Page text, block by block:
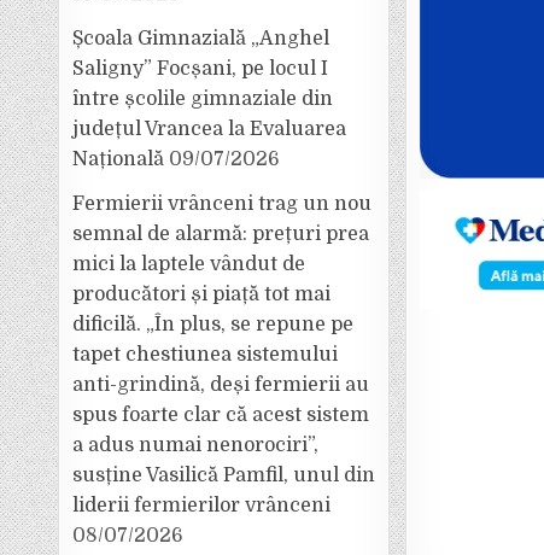
Școala Gimnazială „Anghel
Saligny” Focșani, pe locul I
între școlile gimnaziale din
județul Vrancea la Evaluarea
Națională 09/07/2026
Fermierii vrânceni trag un nou
semnal de alarmă: prețuri prea
mici la laptele vândut de
producători și piață tot mai
dificilă. „În plus, se repune pe
tapet chestiunea sistemului
anti-grindină, deși fermierii au
spus foarte clar că acest sistem
a adus numai nenorociri”,
susține Vasilică Pamfil, unul din
liderii fermierilor vrânceni
08/07/2026